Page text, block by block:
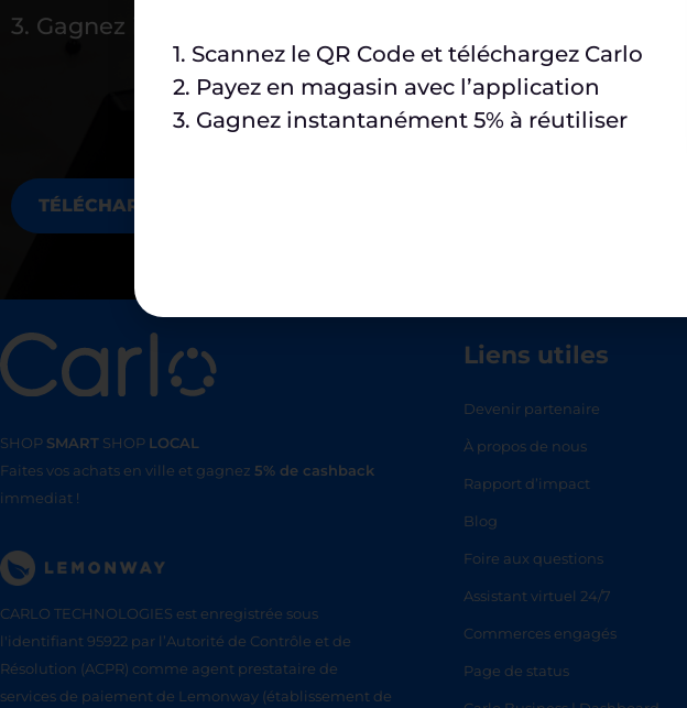
3. Gagnez instantanément 5 % à réutiliser
TÉLÉCHARGEZ MAINTENANT
SHOP SMART SHOP LOCAL
Faites vos achats en ville et gagnez 5% de cashback
immediat !
CARLO TECHNOLOGIES est enregistrée sous
l'identifiant 95922 par l’Autorité de Contrôle et de
Résolution (ACPR) comme agent prestataire de
services de paiement de Lemonway (établissement de
Liens utiles
Devenir partenaire
À propos de nous
Rapport d’impact
Blog
Foire aux questions
Assistant virtuel 24/7
Commerces engagés
Page de status
SHOP SMART
1. Scannez le QR Code et téléchargez Carlo
2. Payez en magasin avec l’application
3. Gagnez instantanément 5% à réutiliser